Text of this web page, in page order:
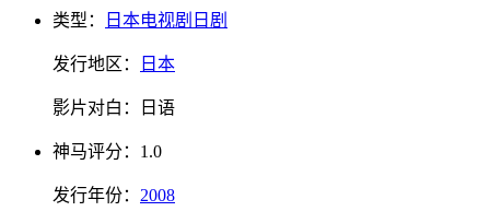
类型： 日本电视剧 日剧
发行地区： 日本
影片对白： 日语
神马评分： 1.0
发行年份： 2008